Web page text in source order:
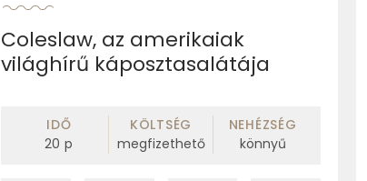
Coleslaw, az amerikaiak
világhírű káposztasalátája
IDŐ
20 p
KÖLTSÉG
megfizethető
NEHÉZSÉG
könnyű